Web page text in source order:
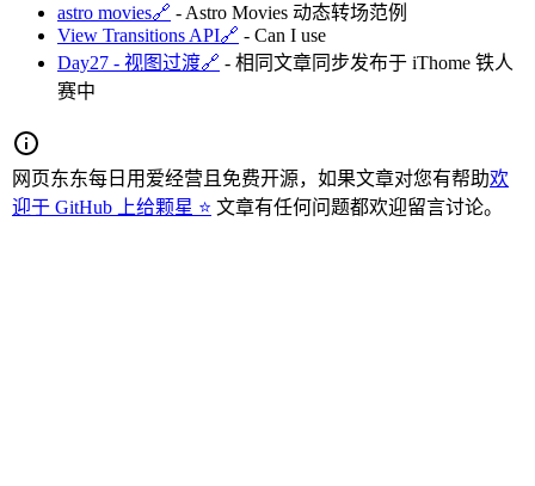
astro movies🔗 - Astro Movies 动态转场范例
View Transitions API🔗 - Can I use
Day27 - 视图过渡🔗 - 相同文章同步发布于 iThome 铁人
赛中
网页东东每日用爱经营且免费开源，如果文章对您有帮助欢
迎于 GitHub 上给颗星 ⭐ 文章有任何问题都欢迎留言讨论。